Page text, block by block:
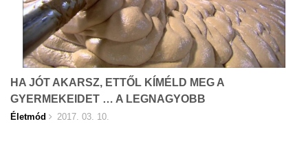
HA JÓT AKARSZ, ETTŐL KÍMÉLD MEG A
GYERMEKEIDET … A LEGNAGYOBB
RÁKKELTŐSZER
Életmód 2017. 03. 10.